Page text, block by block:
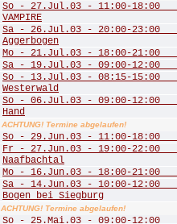
So - 27.Jul.03 - 11:00-
VAMPIRE
Sa - 26.Jul.03 - 20:00-
Aggerbogen
Mo - 21.Jul.03 - 18:00-
Sa - 19.Jul.03 - 09:00-
So - 13.Jul.03 - 08:15-
Westerwald
So - 06.Jul.03 - 09:00-
Hand
ACHTUNG! Termine abgelaufen!
So - 29.Jun.03 - 11:00-
Fr - 27.Jun.03 - 19:00-
Naafbachtal
Mo - 16.Jun.03 - 18:00-
Sa - 14.Jun.03 - 10:00-
Bogen bei Siegburg
ACHTUNG! Termine abgelaufen!
So - 25.Mai.03 - 09:00-